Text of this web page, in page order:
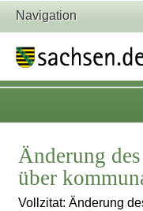
Navigation
Änderung
über
Vollzitat: Änderung